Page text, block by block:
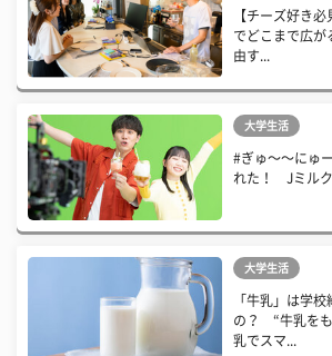
【チーズ好き
でどこまで広が
由す...
大学生活
#ぎゅ〜〜にゅ
れた！ Jミルク
大学生活
「牛乳」は学
の？ “牛乳を
乳でスマ...